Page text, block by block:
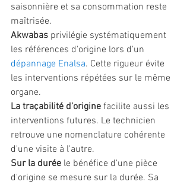
saisonnière et sa consommation reste
maîtrisée.
Akwabas privilégie systématiquement
les références d'origine lors d'un
dépannage Enalsa. Cette rigueur évite
les interventions répétées sur le même
organe.
La traçabilité d'origine facilite aussi les
interventions futures. Le technicien
retrouve une nomenclature cohérente
d'une visite à l'autre.
Sur la durée le bénéfice d'une pièce
d'origine se mesure sur la durée. Sa